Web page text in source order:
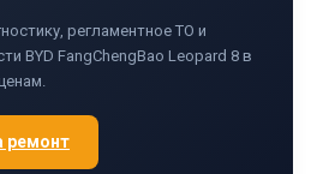
регламентное ТО и
BYD FangChengBao Leopard 8 в
ремонт